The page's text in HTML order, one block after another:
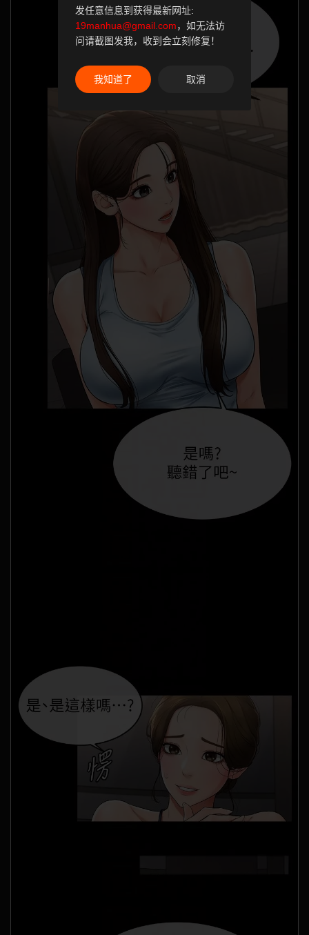
发任意信息到获得最新网址:
19manhua@gmail.com，如无法访
问请截图发我，收到会立刻修复！
我知道了 取消